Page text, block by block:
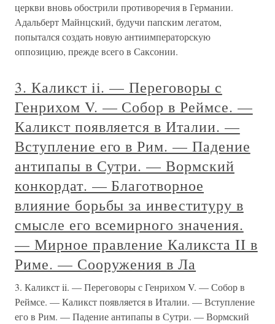
церкви вновь обострили противоречия в Германии.
Адальберт Майнцский, будучи папским легатом,
попытался создать новую антиимператорскую
оппозицию, прежде всего в Саксонии.
3. Каликст ii. — Переговоры с
Генрихом V. — Собор в Реймсе. —
Каликст появляется в Италии. —
Вступление его в Рим. — Падение
антипапы в Сутри. — Вормский
конкордат. — Благотворное
влияние борьбы за инвеституру в
смысле его всемирного значения.
— Мирное правление Каликста II в
Риме. — Сооружения в Ла
3. Каликст ii. — Переговоры с Генрихом V. — Собор в
Реймсе. — Каликст появляется в Италии. — Вступление
его в Рим. — Падение антипапы в Сутри. — Вормский